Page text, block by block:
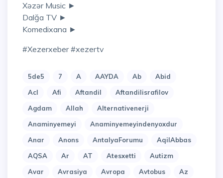
Xəzər Music ►
Dalğa TV ►
Komedixana ►
#xezerxeber #xezertv
5de5 7 A AAYDA Ab
Abid
Acl
Afi Aftandil
Aftandilisrafilov
Agdam
Allah
Alternativenerji
Anaminyemeyi
Anaminyemeyindenyoxdur
Anar
Anons AntalyaForumu
AqilAbbas
AQSA
Ar AT Atesxetti
Autizm
Avar
Avrasiya Avropa Avtobus
Az